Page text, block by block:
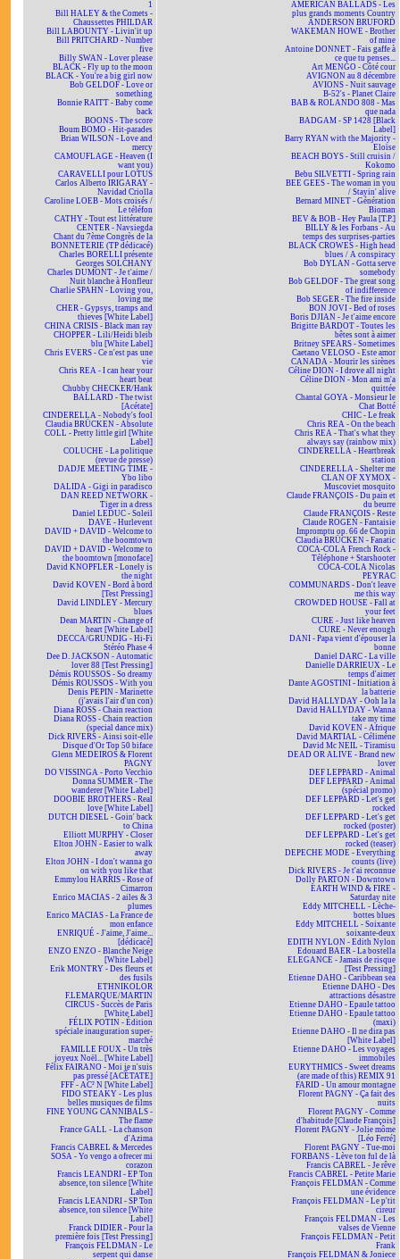
1
Bill HALEY & the Comets -
Chaussettes PHILDAR
Bill LABOUNTY - Livin'it up
Bill PRITCHARD - Number
five
Billy SWAN - Lover please
BLACK - Fly up to the moon
BLACK - You're a big girl now
Bob GELDOF - Love or
something
Bonnie RAITT - Baby come
back
BOONS - The score
Boum BOMO - Hit-parades
Brian WILSON - Love and
mercy
CAMOUFLAGE - Heaven (I
want you)
CARAVELLI pour LOTUS
Carlos Alberto IRIGARAY -
Navidad Criolla
Caroline LOEB - Mots croisés /
Le téléfon
CATHY - Tout est littérature
CENTER - Navsiegda
Chant du 7ème Congrès de la
BONNETERIE (TP dédicacé)
Charles BORELLI présente
Georges SOLCHANY
Charles DUMONT - Je t'aime /
Nuit blanche à Honfleur
Charlie SPAHN - Loving you,
loving me
CHER - Gypsys, tramps and
thieves [White Label]
CHINA CRISIS - Black man ray
CHOPPER - Lili/Heidi bleib
blu [White Label]
Chris EVERS - Ce n'est pas une
vie
Chris REA - I can hear your
heart beat
Chubby CHECKER/Hank
BALLARD - The twist
[Acétate]
CINDERELLA - Nobody's fool
Claudia BRÜCKEN - Absolute
COLL - Pretty little girl [White
Label]
COLUCHE - La politique
(revue de presse)
DADJE MEETING TIME -
Ybo libo
DALIDA - Gigi in paradisco
DAN REED NETWORK -
Tiger in a dress
Daniel LEDUC - Soleil
DAVE - Hurlevent
DAVID + DAVID - Welcome to
the boomtown
DAVID + DAVID - Welcome to
the boomtown [monoface]
David KNOPFLER - Lonely is
the night
David KOVEN - Bord à bord
[Test Pressing]
David LINDLEY - Mercury
blues
Dean MARTIN - Change of
heart [White Label]
DECCA/GRUNDIG - Hi-Fi
Stéréo Phase 4
Dee D. JACKSON - Automatic
lover 88 [Test Pressing]
Démis ROUSSOS - So dreamy
Démis ROUSSOS - With you
Denis PEPIN - Marinette
(j'avais l'air d'un con)
Diana ROSS - Chain reaction
Diana ROSS - Chain reaction
(special dance mix)
Dick RIVERS - Ainsi soit-elle
Disque d'Or Top 50 biface
Glenn MEDEIROS & Florent
PAGNY
DO VISSINGA - Porto Vecchio
Donna SUMMER - The
wanderer [White Label]
DOOBIE BROTHERS - Real
love [White Label]
DUTCH DIESEL - Goin' back
to China
Elliott MURPHY - Closer
Elton JOHN - Easier to walk
away
Elton JOHN - I don't wanna go
on with you like that
Emmylou HARRIS - Rose of
Cimarron
Enrico MACIAS - 2 ailes & 3
plumes
Enrico MACIAS - La France de
mon enfance
ENRIQUÉ - J'aime, J'aime...
[dédicacé]
ENZO ENZO - Blanche Neige
[White Label]
Erik MONTRY - Des fleurs et
des fusils
ETHNIKOLOR
F.LEMARQUE/MARTIN
CIRCUS - Succès de Paris
[White Label]
FÉLIX POTIN - Édition
spéciale inauguration super-
marché
FAMILLE FOUX - Un très
joyeux Noël... [White Label]
Félix FAIRANO - Moi je n'suis
pas pressé [ACÉTATE]
FFF - AC² N [White Label]
FIDO STEAKY - Les plus
belles musiques de films
FINE YOUNG CANNIBALS -
The flame
France GALL - La chanson
d'Azima
Francis CABREL & Mercedes
SOSA - Yo vengo a ofrecer mi
corazon
Francis LEANDRI - EP Ton
absence, ton silence [White
Label]
Francis LEANDRI - SP Ton
absence, ton silence [White
Label]
Franck DIDIER - Pour la
première fois [Test Pressing]
François FELDMAN - Le
serpent qui danse
AMERICAN BALLADS - Les
plus grands moments Country
ANDERSON BRUFORD
WAKEMAN HOWE - Brother
of mine
Antoine DONNET - Fais gaffe à
ce que tu penses...
Art MENGO - Côté cour
AVIGNON au 8 décembre
AVIONS - Nuit sauvage
B-52's - Planet Claire
BAB & ROLANDO 808 - Mas
que nada
BADGAM - SP 1428 [Black
Label]
Barry RYAN with the Majority -
Eloïse
BEACH BOYS - Still cruisin /
Kokomo
Bebu SILVETTI - Spring rain
BEE GEES - The woman in you
/ Stayin' alive
Bernard MINET - Génération
Bioman
BEV & BOB - Hey Paula [T.P.]
BILLY & les Forbans - Au
temps des surprises-parties
BLACK CROWES - High head
blues / A conspiracy
Bob DYLAN - Gotta serve
somebody
Bob GELDOF - The great song
of indifference
Bob SEGER - The fire inside
BON JOVI - Bed of roses
Boris DJIAN - Je t'aime encore
Brigitte BARDOT - Toutes les
bêtes sont à aimer
Britney SPEARS - Sometimes
Caetano VELOSO - Este amor
CANADA - Mourir les sirènes
Céline DION - I drove all night
Céline DION - Mon ami m'a
quittée
Chantal GOYA - Monsieur le
Chat Botté
CHIC - Le freak
Chris REA - On the beach
Chris REA - That's what they
always say (rainbow mix)
CINDERELLA - Heartbreak
station
CINDERELLA - Shelter me
CLAN OF XYMOX -
Muscoviet mosquito
Claude FRANÇOIS - Du pain et
du beurre
Claude FRANÇOIS - Reste
Claude ROGEN - Fantaisie
Impromptu op. 66 de Chopin
Claudia BRÜCKEN - Fanatic
COCA-COLA French Rock -
Téléphone + Starshooter
COCA-COLA Nicolas
PEYRAC
COMMUNARDS - Don't leave
me this way
CROWDED HOUSE - Fall at
your feet
CURE - Just like heaven
CURE - Never enough
DANI - Papa vient d'épouser la
bonne
Daniel DARC - La ville
Danielle DARRIEUX - Le
temps d'aimer
Dante AGOSTINI - Initiation à
la batterie
David HALLYDAY - Ooh la la
David HALLYDAY - Wanna
take my time
David KOVEN - Afrique
David MARTIAL - Célimène
David Mc NEIL - Tiramisu
DEAD OR ALIVE - Brand new
lover
DEF LEPPARD - Animal
DEF LEPPARD - Animal
(spécial promo)
DEF LEPPARD - Let's get
rocked
DEF LEPPARD - Let's get
rocked (poster)
DEF LEPPARD - Let's get
rocked (teaser)
DEPECHE MODE - Everything
counts (live)
Dick RIVERS - Je t'ai reconnue
Dolly PARTON - Downtown
EARTH WIND & FIRE -
Saturday nite
Eddy MITCHELL - Lèche-
bottes blues
Eddy MITCHELL - Soixante
soixante-deux
EDITH NYLON - Edith Nylon
Edouard BAER - La bostella
ELEGANCE - Jamais de risque
[Test Pressing]
Etienne DAHO - Caribbean sea
Etienne DAHO - Des
attractions désastre
Etienne DAHO - Epaule tattoo
Etienne DAHO - Epaule tattoo
(maxi)
Etienne DAHO - Il ne dira pas
[White Label]
Etienne DAHO - Les voyages
immobiles
EURYTHMICS - Sweet dreams
(are made of this) REMIX 91
FARID - Un amour montagne
Florent PAGNY - Ça fait des
nuits
Florent PAGNY - Comme
d'habitude [Claude François]
Florent PAGNY - Jolie môme
[Léo Ferré]
Florent PAGNY - Tue-moi
FORBANS - Lève ton ful de là
Francis CABREL - Je rêve
Francis CABREL - Petite Marie
François FELDMAN - Comme
une évidence
François FELDMAN - Le p'tit
cireur
François FELDMAN - Les
valses de Vienne
François FELDMAN - Petit
Frank
François FELDMAN & Joniece